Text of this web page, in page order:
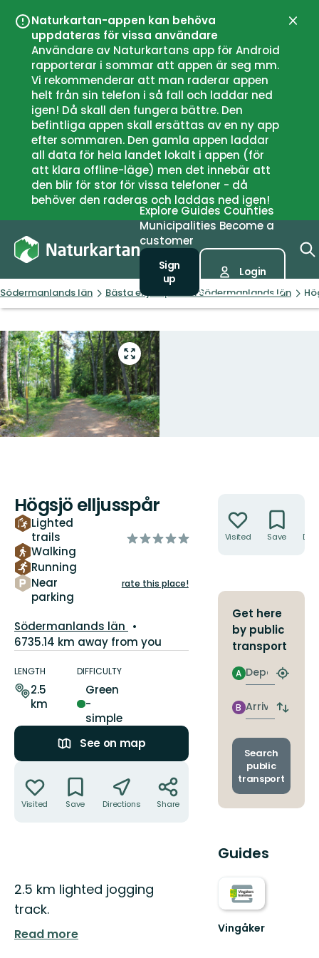
Naturkartan-appen kan behöva
uppdateras för vissa användare
Användare av Naturkartans app för Android
rapporterar i sommar att appen är seg mm.
Vi rekommenderar att man raderar appen
helt från sin telefon i så fall och laddar ned
igen! Då skall den fungera bättre. Den
befintliga appen skall ersättas av en ny app
efter sommaren. Den gamla appen laddar
all data för hela landet lokalt i appen (för
att klara offline-läge) men det innebär att
den blir för stor för vissa telefoner - då
behöver den raderas och laddas ned igen!
Close
Explore Guides Counties
Municipalities Become a
customer
Sign
up
Login
Södermanlands län Bästa elljusspåren i Södermanlands län
Enter
fullscreen
Högsjö elljusspår
Lighted
trails
Walking
Running
Near
parking
of
rate this place!
County:
Södermanlands län
6735.14 km away from you
details
LENGTH
2.5
km
DIFFICULTY
Green
-
simple
See on map
Visited Save Directions Share
Description
2.5 km lighted jogging
track.
Read more
Visited Save
Get here
by public
transport
Departure
A
Find
stop
Arrival
B
Switch
and
Search
public
transport
Guides
Vingåker